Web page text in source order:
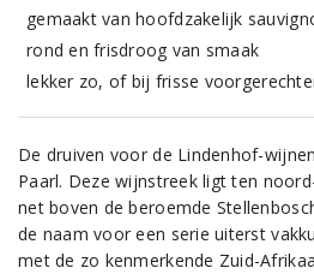
gemaakt van hoofdzakelijk
rond en frisdroog van smaak
lekker zo, of bij frisse
De druiven voor de Lindenhof-
Paarl. Deze wijnstreek ligt ten
net boven de beroemde
de naam voor een serie uiterst
met de zo kenmerkende Zuid-